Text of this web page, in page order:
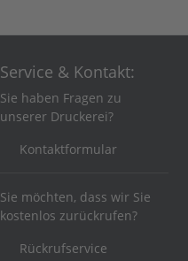
Service & Kontakt:
Sie haben Fragen zu
unserer Druckerei?
Kontaktformular
Sie möchten, dass wir Sie
kostenlos zurückrufen?
Rückrufservice